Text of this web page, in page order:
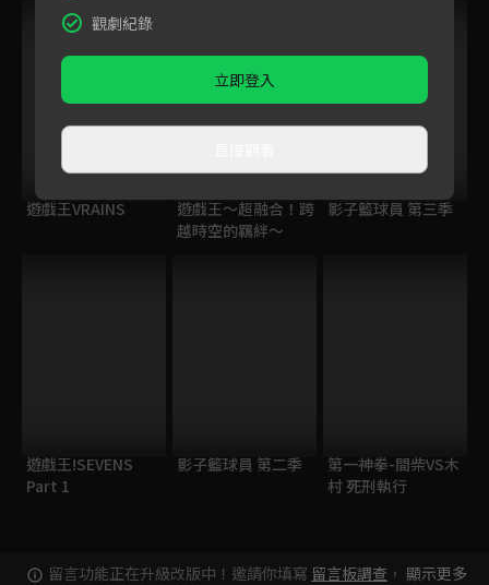
遊戲王VRAINS
遊戲王～超融合！跨
越時空的羈絆～
影子籃球員 第三季
遊戲王!SEVENS
Part 1
影子籃球員 第二季
第一神拳-間柴VS木
村 死刑執行
留言功能正在升級改版中！邀請你填寫 留言板調查 ， 顯示更多
觀劇紀錄
立即登入